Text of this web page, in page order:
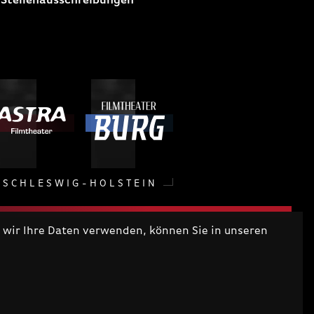
Ihre Daten verwenden, können Sie in unseren
SCHLESWIG-HOLSTEIN